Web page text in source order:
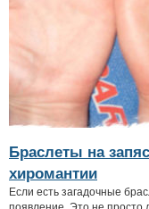
Браслеты на
хиромантии
Если есть загадочные
появление. Это не